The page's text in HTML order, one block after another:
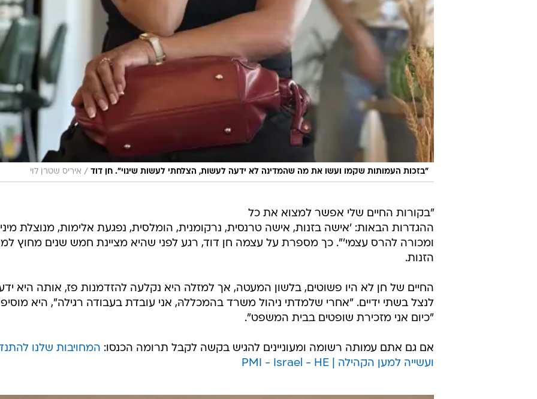
"בזכות העמותות שקמו ועשו את מה שהמדינה לא ידעה לעשות, הצלחתי לעשות שינוי". חן דוד / איריס שטרן לוי
"בקורות החיים שלי אפשר למצוא את כל
ההגדרות הבאות: 'אישה בזנות, אישה טרנסית, נרקומנית, הומלסית, נפגעת אלימות, מנוצלת
ומכורה להרס עצמי'". כך מספרת על עצמה חן דוד, רגע לפני שהיא מציינת חמש שנים מחוץ
הזנות.
החיים של חן לא היו פשוטים, בלשון המעטה, אך למזלה היא נקלעה להזדמנות פז, אותה היא
לנצל בשתי ידיים. "אחרי שלמדתי ניהול משרד בהמכללהּ, אני עובדת בעבודה רגילה", היא
"כיום אני מזכירת שופטים בבית המשפט".
אם גם אתם עמותה רשומה ומעוניינים להגיש בקשה לקבל תרומה הכנסו: המחויבות שלנו
ועשייה למען הקהילה | PMI - Israel - HE